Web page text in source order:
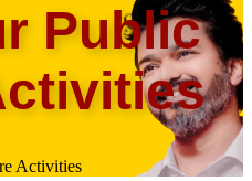
Public
Activities